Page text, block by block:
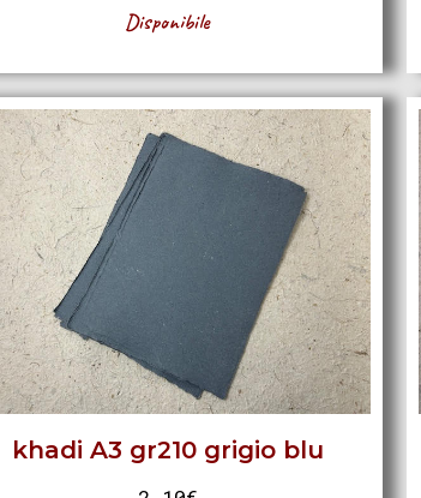
Disponibile
khadi A3 gr210 grigio blu